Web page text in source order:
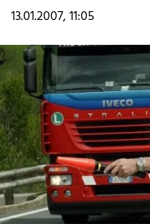
13.01.2007, 11:05